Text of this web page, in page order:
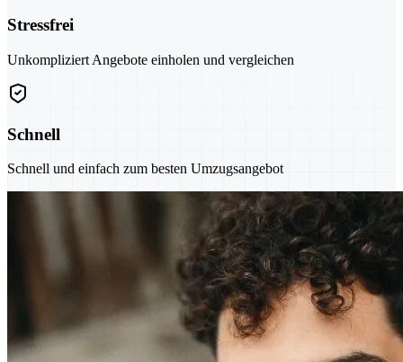
Stressfrei
Unkompliziert Angebote einholen und vergleichen
Schnell
Schnell und einfach zum besten Umzugsangebot